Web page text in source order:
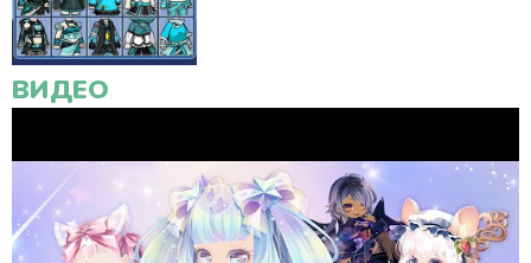
ВИДЕО